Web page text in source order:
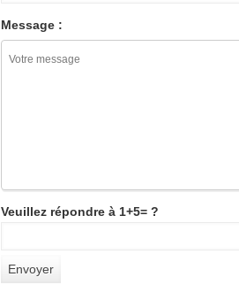
Message :
Veuillez répondre à 1+5= ?